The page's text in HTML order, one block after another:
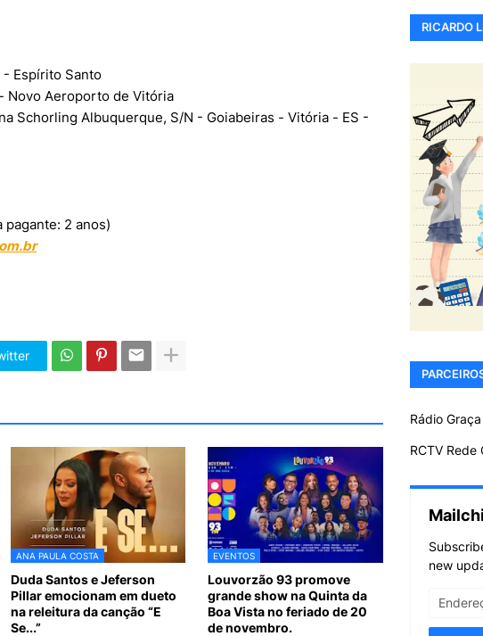
- Espírito Santo
Novo Aeroporto de Vitória
Schorling Albuquerque, S/N - Goiabeiras - Vitória - ES -
pagante: 2 anos)
ANA PAULA COSTA
Duda Santos e Jeferson
Pillar emocionam em dueto
na releitura da canção “E
Se...”
EVENTOS
Louvorzão 93 promove
grande show na Quinta da
Boa Vista no feriado de 20
de novembro.
RICARDO
Rádio
RCTV Rede
new